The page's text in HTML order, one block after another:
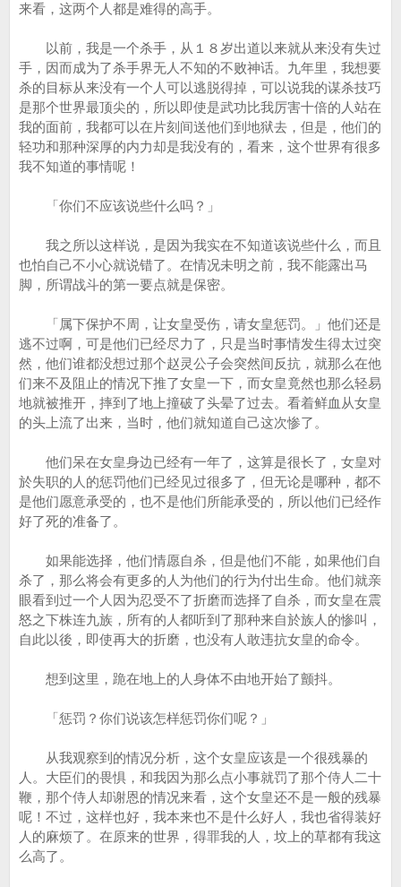
来看，这两个人都是难得的高手。
以前，我是一个杀手，从１８岁出道以来就从来没有失过
手，因而成为了杀手界无人不知的不败神话。九年里，我想要
杀的目标从来没有一个人可以逃脱得掉，可以说我的谋杀技巧
是那个世界最顶尖的，所以即使是武功比我厉害十倍的人站在
我的面前，我都可以在片刻间送他们到地狱去，但是，他们的
轻功和那种深厚的内力却是我没有的，看来，这个世界有很多
我不知道的事情呢！
「你们不应该说些什么吗？」
我之所以这样说，是因为我实在不知道该说些什么，而且
也怕自己不小心就说错了。在情况未明之前，我不能露出马
脚，所谓战斗的第一要点就是保密。
「属下保护不周，让女皇受伤，请女皇惩罚。」他们还是
逃不过啊，可是他们已经尽力了，只是当时事情发生得太过突
然，他们谁都没想过那个赵灵公子会突然间反抗，就那么在他
们来不及阻止的情况下推了女皇一下，而女皇竟然也那么轻易
地就被推开，摔到了地上撞破了头晕了过去。看着鲜血从女皇
的头上流了出来，当时，他们就知道自己这次惨了。
他们呆在女皇身边已经有一年了，这算是很长了，女皇对
於失职的人的惩罚他们已经见过很多了，但无论是哪种，都不
是他们愿意承受的，也不是他们所能承受的，所以他们已经作
好了死的准备了。
如果能选择，他们情愿自杀，但是他们不能，如果他们自
杀了，那么将会有更多的人为他们的行为付出生命。他们就亲
眼看到过一个人因为忍受不了折磨而选择了自杀，而女皇在震
怒之下株连九族，所有的人都听到了那种来自於族人的惨叫，
自此以後，即使再大的折磨，也没有人敢违抗女皇的命令。
想到这里，跪在地上的人身体不由地开始了颤抖。
「惩罚？你们说该怎样惩罚你们呢？」
从我观察到的情况分析，这个女皇应该是一个很残暴的
人。大臣们的畏惧，和我因为那么点小事就罚了那个侍人二十
鞭，那个侍人却谢恩的情况来看，这个女皇还不是一般的残暴
呢！不过，这样也好，我本来也不是什么好人，我也省得装好
人的麻烦了。在原来的世界，得罪我的人，坟上的草都有我这
么高了。